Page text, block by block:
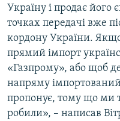
Україну і продає
точках передачі вже
кордону України.
прямий імпорт
«Газпрому», або щоб
напряму імпортований
пропонує, тому що ми
робили», – написав